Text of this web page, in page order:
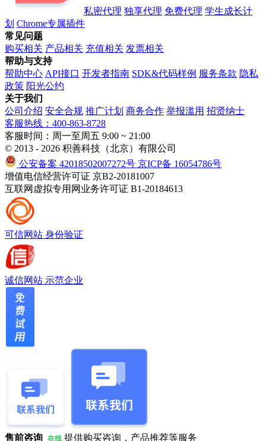
私密代理 独享代理 免费代理 学生成长计
划 Chrome专属插件
常见问题
购买相关 产品相关 充值相关 发票相关
帮助与支持
帮助中心 API接口 开发者指南 SDK&代码样例 服务条款 隐私
政策 阳光公约
关于我们
公司介绍 安全合规 推广计划 商务合作 举报滥用 招贤纳士
客服热线：400-863-8728
客服时间：周一至周五 9:00 ~ 21:00
© 2013 - 2026 积善科技（北京）有限公司
公安备案 42018502007272号 京ICP备 16054786号
增值电信经营许可证 京B2-20181007
互联网虚拟专用网业务许可证 B1-20184613
可信网站 身份验证
诚信网站 示范企业
售前咨询 在线 提供购买咨询，产品推荐等服务